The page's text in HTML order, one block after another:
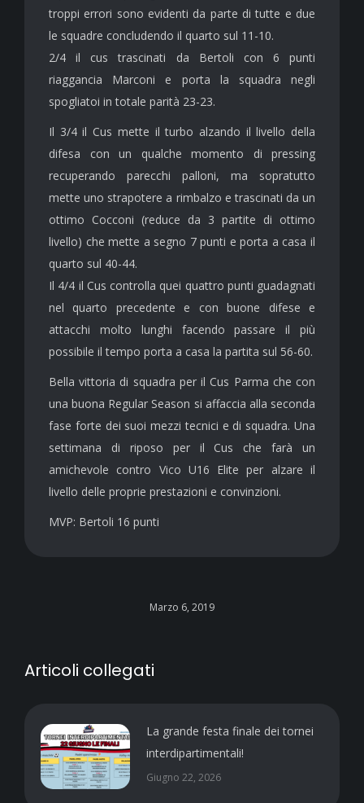
troppi errori sono evidenti da parte di tutte e due
le squadre concludendo il quarto sul 11-10.
2/4 il cus trascinati da Bertoli con 6 punti
riaggancia Marconi e porta la squadra negli
spogliatoi in totale parità 23-23.
Il 3/4 il Cus mette il turbo alzando il livello della
difesa con un qualche momento di pressing
recuperando parecchi palloni, ma sopratutto
mette uno strapotere a rimbalzo e trascinati da un
ottimo Cocconi (reduce da 3 partite di ottimo
livello) che mette a segno 7 punti e porta a casa il
quarto sul 40-44.
Il 4/4 il Cus controlla quei quattro punti guadagnati
nel quarto precedente e con buone difese e
attacchi molto lunghi facendo passare il più
possibile il tempo porta a casa la partita sul 56-60.
Bella vittoria di squadra per il Cus Parma che con
una buona Regular Season si affaccia alla seconda
fase forte dei suoi mezzi tecnici e di squadra. Una
settimana di riposo per il Cus che farà un
amichevole contro Vico U16 Elite per alzare il
livello delle proprie prestazioni e convinzioni.
MVP: Bertoli 16 punti
Marzo 6, 2019
Articoli collegati
La grande festa finale dei tornei
interdipartimentali!
Giugno 22, 2026